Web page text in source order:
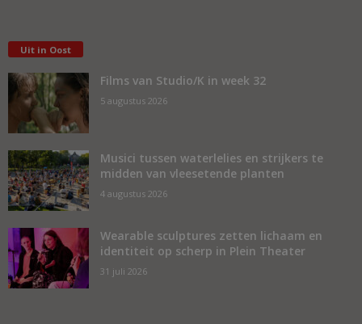
Uit in Oost
Films van Studio/K in week 32
5 augustus 2026
Musici tussen waterlelies en strijkers te
midden van vleesetende planten
4 augustus 2026
Wearable sculptures zetten lichaam en
identiteit op scherp in Plein Theater
31 juli 2026